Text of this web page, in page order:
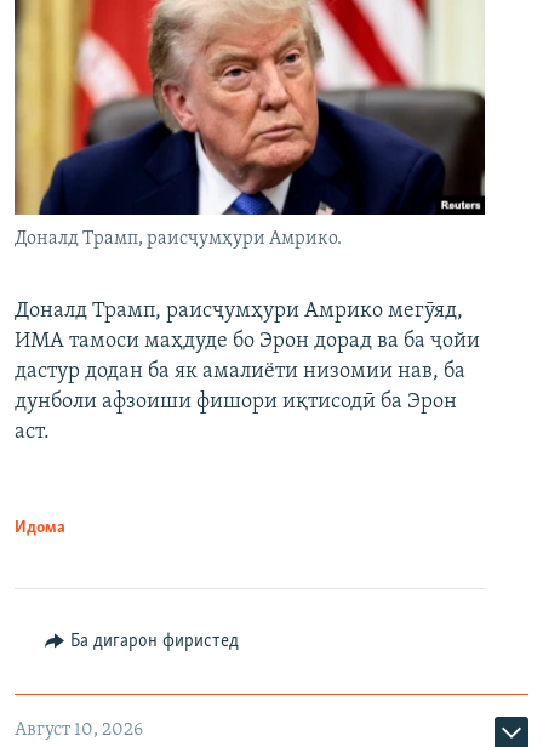
Доналд Трамп, раисҷумҳури Амрико.
Доналд Трамп, раисҷумҳури Амрико мегӯяд,
ИМА тамоси маҳдуде бо Эрон дорад ва ба ҷойи
дастур додан ба як амалиёти низомии нав, ба
дунболи афзоиши фишори иқтисодӣ ба Эрон
аст.
Идома
Ба дигарон фиристед
Август 10, 2026